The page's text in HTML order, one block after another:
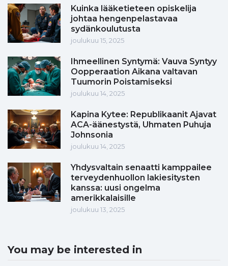
Kuinka lääketieteen opiskelija
johtaa hengenpelastavaa
sydänkoulutusta
joulukuu 15, 2025
Ihmeellinen Syntymä: Vauva Syntyy
Oopperaation Aikana valtavan
Tuumorin Poistamiseksi
joulukuu 14, 2025
Kapina Kytee: Republikaanit Ajavat
ACA-äänestystä, Uhmaten Puhuja
Johnsonia
joulukuu 14, 2025
Yhdysvaltain senaatti kamppailee
terveydenhuollon lakiesitysten
kanssa: uusi ongelma
amerikkalaisille
joulukuu 13, 2025
You may be interested in